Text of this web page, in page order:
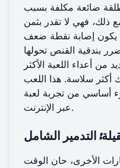
ضائعة مكلفة بسبب
ذلك، فهي لا تقدر بثمن
يكون إصابة نقطة ضعف
بندقية القنص تحولها
من أعداء اللعبة الأكثر
أكثر سلاسة. هذا اللعب
أساسي من تجربة لعبة FPS المجانية
عبر الإنترنت.
التدمير الشامل
الأخرى، حان الوقت